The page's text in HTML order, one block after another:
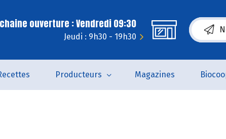
ouverture : Vendredi 09:30
Jeudi : 9h30 - 19h30 (s’ouvre
Producteurs Magazines